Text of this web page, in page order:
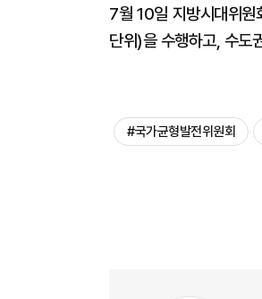
7월 10일 지방시대위원
단위)을 수행하고, 수도
#국가균형발전위원회